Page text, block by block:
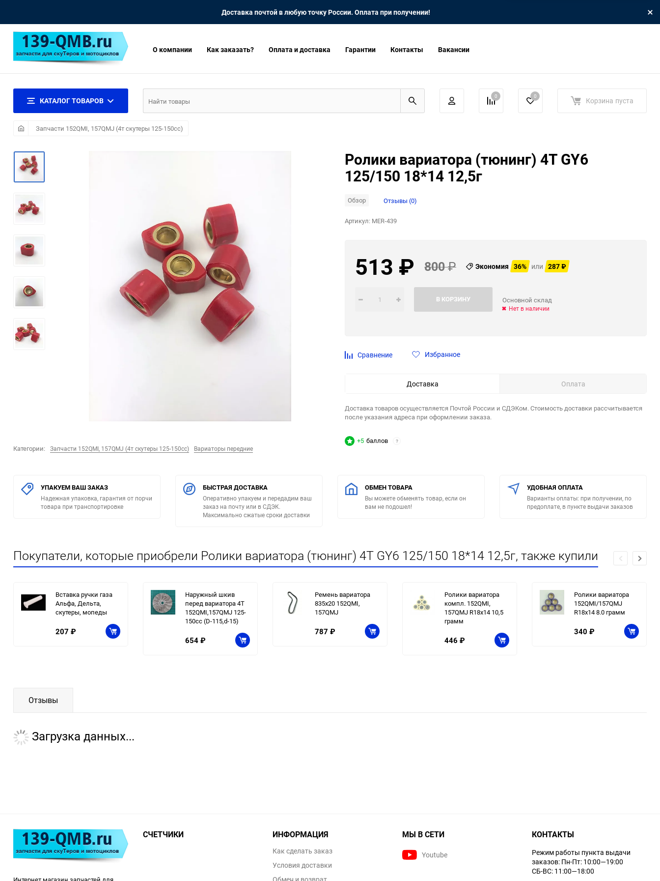
Доставка почтой в любую точку России. Оплата при получении!
О компании Как заказать? Оплата и доставка Гарантии Контакты Вакансии
КАТАЛОГ ТОВАРОВ 0 0 Корзина пуста
Запчасти 152QMI, 157QMJ (4т скутеры 125-150сс)
Категории: Запчасти 152QMI, 157QMJ (4т скутеры 125-150сс) Вариаторы передние
Ролики вариатора (тюнинг) 4T GY6
125/150 18*14 12,5г
Обзор Отзывы (0)
Артикул: MER-439
513 ₽ 800₽ Экономия 36% или 287₽
В КОРЗИНУ Основной склад
Нет в наличии
Сравнение Избранное
Доставка Оплата
Доставка товаров осуществляется Почтой России и СДЭКом. Стоимость доставки рассчитывается
после указания адреса при оформлении заказа.
+5 баллов ?
УПАКУЕМ ВАШ ЗАКАЗ
Надежная упаковка, гарантия от порчи
товара при транспортировке
БЫСТРАЯ ДОСТАВКА
Оперативно упакуем и передадим ваш
заказ на почту или в СДЭК.
Максимально сжатые сроки доставки
ОБМЕН ТОВАРА
Вы можете обменять товар, если он
вам не подошел!
УДОБНАЯ ОПЛАТА
Варианты оплаты: при получении, по
предоплате, в пункте выдачи заказов
Покупатели, которые приобрели Ролики вариатора (тюнинг) 4T GY6 125/150 18*14 12,5г, также купили
Вставка ручки газа
Альфа, Дельта,
скутеры, мопеды
207 ₽
Наружный шкив
перед вариатора 4T
152QMI,157QМJ 125-
150сс (D-115,d-15)
654 ₽
Ремень вариатора
835x20 152QMI,
157QMJ
787 ₽
Ролики вариатора
компл. 152QMI,
157QMJ R18x14 10,5
грамм
446 ₽
Ролики вариатора
152QMI/157QMJ
R18x14 8.0 грамм
340 ₽
Отзывы
Загрузка данных...
СЧЕТЧИКИ ИНФОРМАЦИЯ
Как сделать заказ
Условия доставки
МЫ В СЕТИ
Youtube
КОНТАКТЫ
Режим работы пункта выдачи
заказов: Пн-Пт: 10:00—19:00
СБ-ВС: 11:00—18:00